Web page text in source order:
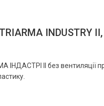
INDUSTRY
ІНДАСТРІ ІІ без вентиляції